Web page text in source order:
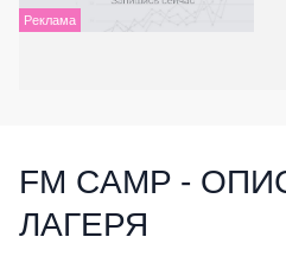
FM CAMP -
ЛАГЕРЯ